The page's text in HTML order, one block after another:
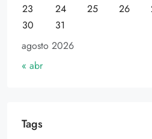
agosto 2026
23
24 25 26
30
31
« abr
Tags